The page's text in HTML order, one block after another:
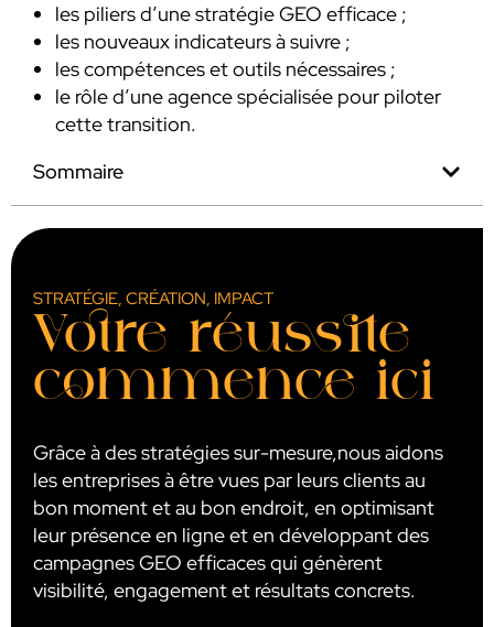
les piliers d’une stratégie GEO efficace ;
les nouveaux indicateurs à suivre ;
les compétences et outils nécessaires ;
le rôle d’une agence spécialisée pour piloter
cette transition.
Sommaire
STRATÉGIE, CRÉATION, IMPACT
Votre réussite
commence ici
Grâce à des stratégies sur-mesure,nous aidons
les entreprises à être vues par leurs clients au
bon moment et au bon endroit, en optimisant
leur présence en ligne et en développant des
campagnes GEO efficaces qui génèrent
visibilité, engagement et résultats concrets.​